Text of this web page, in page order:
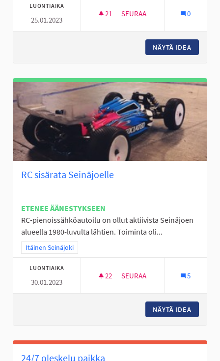
LUONTIAIKA
25.01.2023
21 21 SEURAAJAA
SEURAA 0
NÄYTÄ IDEA
RC sisärata Seinäjoelle
ETENEE ÄÄNESTYKSEEN
RC-pienoissähköautoilu on ollut aktiivista Seinäjoen
alueella 1980-luvulta lähtien. Toiminta oli...
Rajaa tulokset teeman mukaan: Itäinen Seinäjoki
Itäinen Seinäjoki
LUONTIAIKA
30.01.2023
22 22 SEURAAJAA
SEURAA 5
NÄYTÄ IDEA
24/7 oleskelu paikka